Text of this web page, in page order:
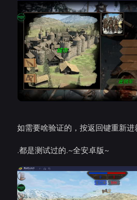
如需要啥验证的，按返回键重新进
.都是测试过的.~全安卓版~